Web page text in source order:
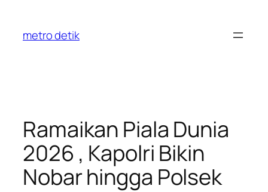
content
metro detik
Ramaikan Piala Dunia
2026 , Kapolri Bikin
Nobar hingga Polsek